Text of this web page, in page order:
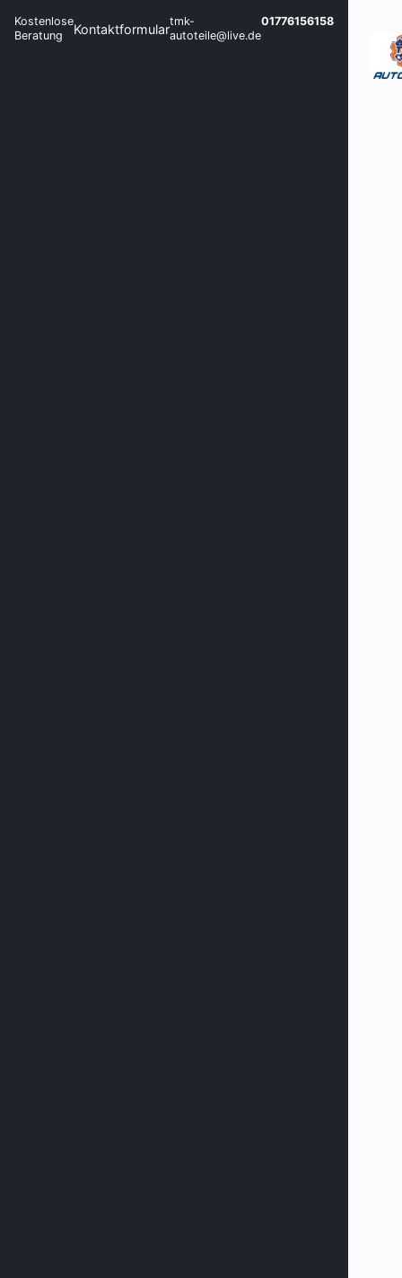
Kostenlose
Beratung
Kontaktformulartmk-
autoteile@live.de
01776156158